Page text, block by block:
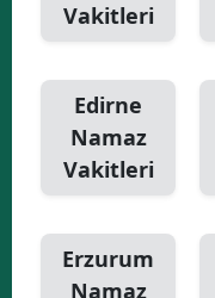
Vakitleri
Edirne
Namaz
Vakitleri
Erzurum
Namaz